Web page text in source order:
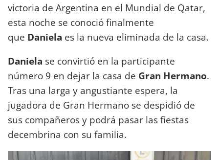
victoria de Argentina en el Mundial de Qatar,
esta noche se conoció finalmente
que Daniela es la nueva eliminada de la casa.
Daniela se convirtió en la participante
número 9 en dejar la casa de Gran Hermano.
Tras una larga y angustiante espera, la
jugadora de Gran Hermano se despidió de
sus compañeros y podrá pasar las fiestas
decembrina con su familia.